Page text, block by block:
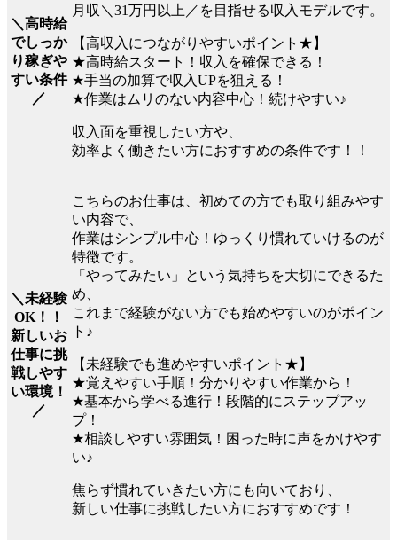
＼高時給
でしっか
り稼ぎや
すい条件
／
月収＼31万円以上／を目指せる収入モデルです。
【高収入につながりやすいポイント★】
★高時給スタート！収入を確保できる！
★手当の加算で収入UPを狙える！
★作業はムリのない内容中心！続けやすい♪
収入面を重視したい方や、
効率よく働きたい方におすすめの条件です！！
＼未経験
OK！！
新しいお
仕事に挑
戦しやす
い環境！
／
こちらのお仕事は、初めての方でも取り組みやす
い内容で、
作業はシンプル中心！ゆっくり慣れていけるのが
特徴です。
「やってみたい」という気持ちを大切にできるた
め、
これまで経験がない方でも始めやすいのがポイン
ト♪
【未経験でも進めやすいポイント★】
★覚えやすい手順！分かりやすい作業から！
★基本から学べる進行！段階的にステップアッ
プ！
★相談しやすい雰囲気！困った時に声をかけやす
い♪
焦らず慣れていきたい方にも向いており、
新しい仕事に挑戦したい方におすすめです！